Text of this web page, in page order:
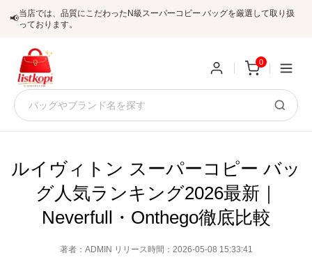
📢当店では、品質にこだわったN級スーパーコピー バッグを厳選して取り扱
っております。
新
0
ルイヴィトン スーパーコピー バッ
グ人気ランキング2026最新｜
Neverfull・Onthego徹底比較
著者：ADMIN リリース時間：2026-05-08 15:33:41